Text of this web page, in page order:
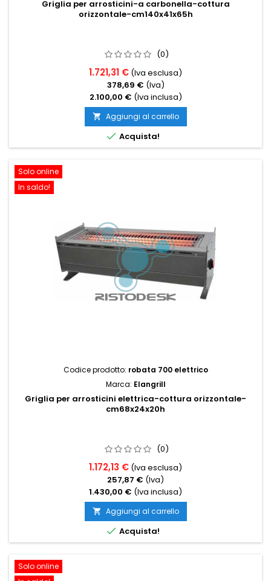
Griglia per arrosticini-a carbonella-cottura
orizzontale-cm140x41x65h
(0)
1.721,31 € (Iva esclusa)
378,69 € (Iva)
2.100,00 € (Iva inclusa)
 Aggiungi al carrello
 Acquista!
Solo online
In saldo!
Codice prodotto: robata 700 elettrico
Marca: Elangrill
Griglia per arrosticini elettrica-cottura orizzontale-
cm68x24x20h
(0)
1.172,13 € (Iva esclusa)
257,87 € (Iva)
1.430,00 € (Iva inclusa)
 Aggiungi al carrello
 Acquista!
Solo online